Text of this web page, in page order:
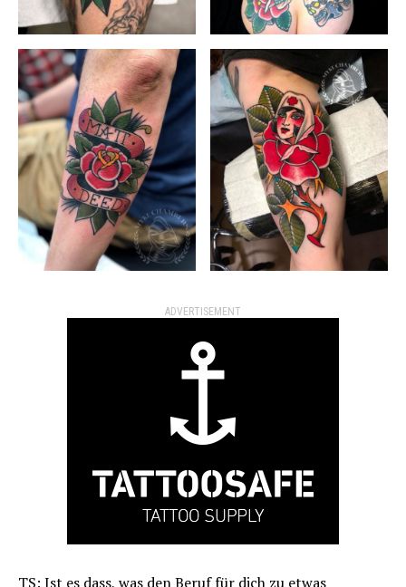
ADVERTISEMENT
TS: Ist es dass, was den Beruf für dich zu etwas